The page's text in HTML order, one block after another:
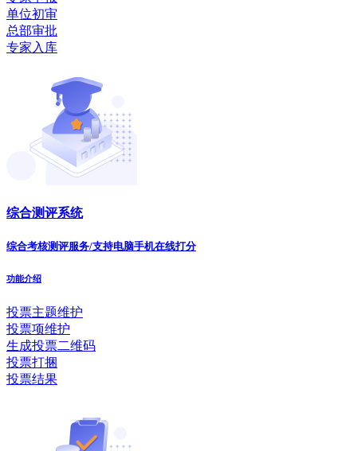
单位初审
总部审批
专家入库
综合测评系统
综合考核测评服务/支持电脑手机在线打分
功能介绍
投票主题维护
投票项维护
生成投票二维码
投票打捆
投票结果